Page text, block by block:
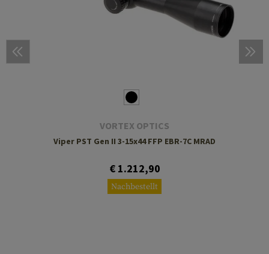
VORTEX OPTICS
Viper PST Gen II 3-15x44 FFP EBR-7C MRAD
€ 1.212,90
Nachbestellt